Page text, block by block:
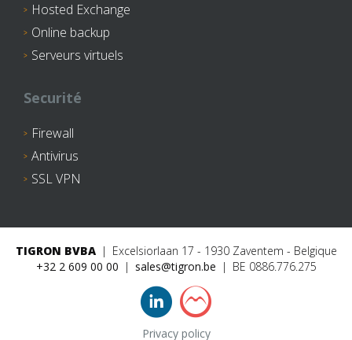
Hosted Exchange
Online backup
Serveurs virtuels
Securité
Firewall
Antivirus
SSL VPN
TIGRON BVBA
Excelsiorlaan 17 - 1930 Zaventem - Belgique
+32 2 609 00 00
sales@tigron.be BE 0886.776.275
Privacy policy